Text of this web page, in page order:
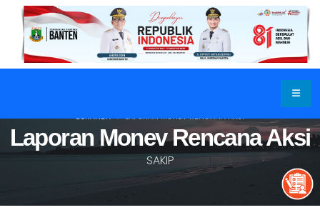
Laporan Monev Rencana Aksi
SAKIP
BERANDA LAPORAN MONEV RENCANA AKSI